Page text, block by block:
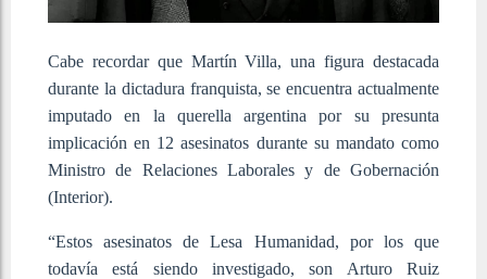
Cabe recordar que Martín Villa, una figura destacada
durante la dictadura franquista, se encuentra actualmente
imputado en la querella argentina por su presunta
implicación en 12 asesinatos durante su mandato como
Ministro de Relaciones Laborales y de Gobernación
(Interior).
“Estos asesinatos de Lesa Humanidad, por los que
todavía está siendo investigado, son Arturo Ruiz